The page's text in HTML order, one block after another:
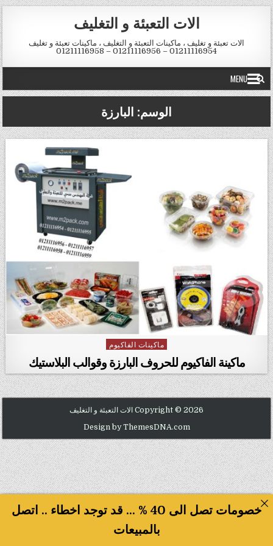
Skip to content
الات التعبئة و التغليف
الات تعبئة و تغليف ، ماكينات التعبئة و التغليف ، ماكينات تعبئة و تغليف
01211116954 – 01211116956 – 01211116958
MENU
الوسم: البارزة
Posted in
ماكينات الفاكيوم
ماكينة الفاكيوم للحروف البارزة وقوالب البلاستيك
Copyright © 2026 الات التعبئة و التغليف
Design by ThemesDNA.com
خصومات تصل الى 40 % ... قد توجد اخطاء .. اتصل
بالمبيعات